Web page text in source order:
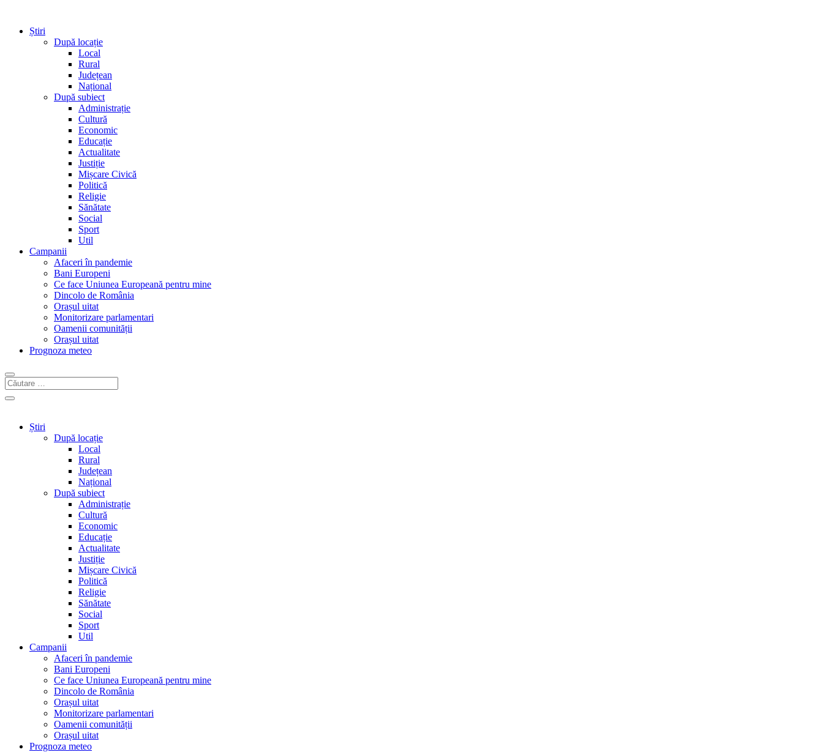
Știri
După locație
Local
Rural
Județean
Național
După subiect
Administrație
Cultură
Economic
Educație
Actualitate
Justiție
Mișcare Civică
Politică
Religie
Sănătate
Social
Sport
Util
Campanii
Afaceri în pandemie
Bani Europeni
Ce face Uniunea Europeană pentru mine
Dincolo de România
Orașul uitat
Monitorizare parlamentari
Oamenii comunității
Orașul uitat
Prognoza meteo
Știri
După locație
Local
Rural
Județean
Național
După subiect
Administrație
Cultură
Economic
Educație
Actualitate
Justiție
Mișcare Civică
Politică
Religie
Sănătate
Social
Sport
Util
Campanii
Afaceri în pandemie
Bani Europeni
Ce face Uniunea Europeană pentru mine
Dincolo de România
Orașul uitat
Monitorizare parlamentari
Oamenii comunității
Orașul uitat
Prognoza meteo